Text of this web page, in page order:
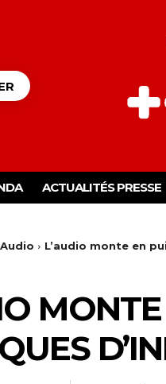
ACTUALITÉS PRESSE
Audio L’audio monte en